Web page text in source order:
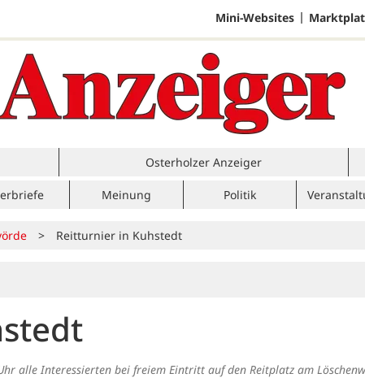
Mini-Websites
Osterholzer Anzeiger
Meinung Politik
> Reitturnier in Kuhstedt
alle Interessierten bei freiem Eintritt auf den Reitplatz am